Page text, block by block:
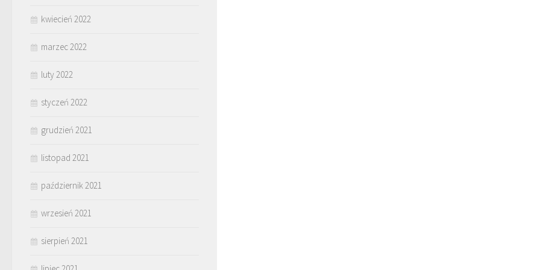
kwiecień 2022
marzec 2022
luty 2022
styczeń 2022
grudzień 2021
listopad 2021
październik 2021
wrzesień 2021
sierpień 2021